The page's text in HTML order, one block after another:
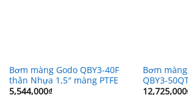
Bơm màng Godo QBY3-40F
thân Nhựa 1,5″ màng PTFE
5,544,000₫
Bơm
QBY3-
12,725,000